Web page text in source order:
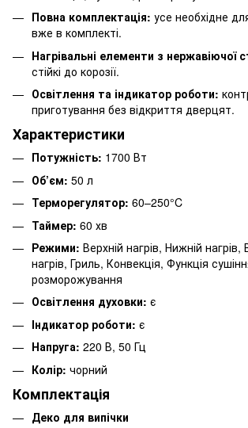
Повна комплектація: усе необхідне
вже в комплекті.
Нагрівальні елементи з нержавіючої
стійкі до корозії.
Освітлення та індикатор роботи:
приготування без відкриття дверцят.
Характеристики
Потужність: 1700 Вт
Об’єм: 50 л
Терморегулятор: 60–250°C
Таймер: 60 хв
Режими: Верхній нагрів, Нижній нагрів,
нагрів, Гриль, Конвекція, Функція
розморожування
Освітлення духовки: є
Індикатор роботи: є
Напруга: 220 В, 50 Гц
Колір: чорний
Комплектація
Деко для випічки